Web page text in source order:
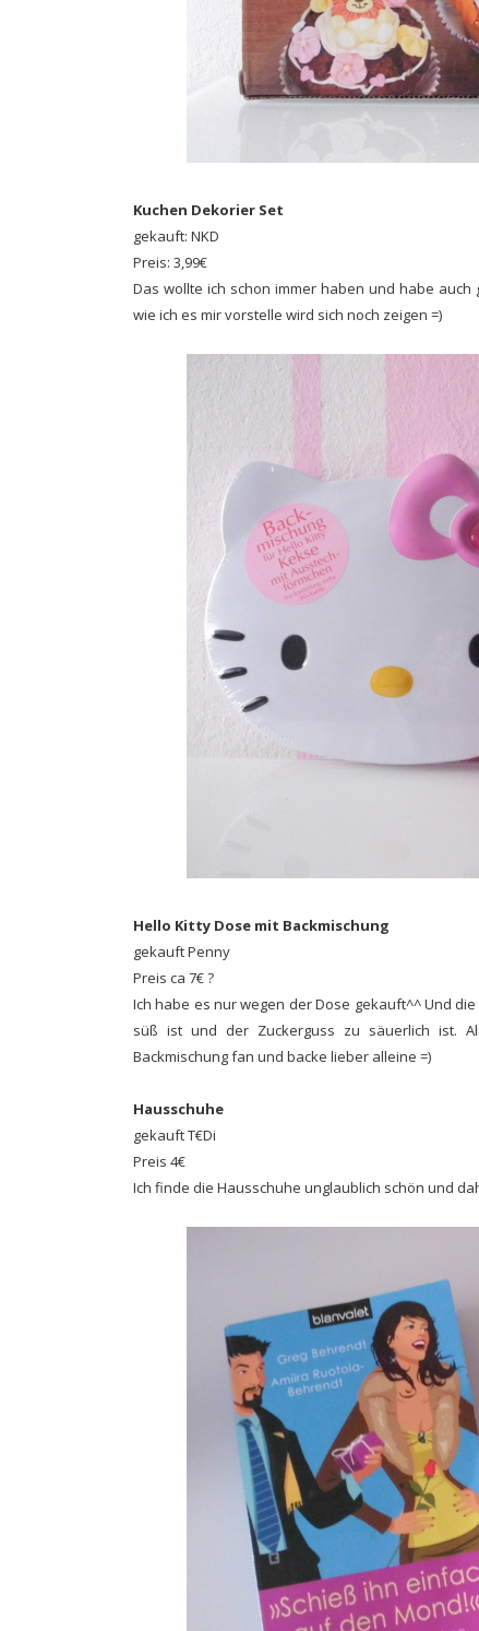
Kuchen Dekorier Set
gekauft: NKD
Preis: 3,99€
Das wollte ich schon immer haben und habe
wie ich es mir vorstelle wird sich noch zeigen =)
Hello Kitty Dose mit Backmischung
gekauft Penny
Preis ca 7€ ?
Ich habe es nur wegen der Dose gekauft^^ Und
süß ist und der Zuckerguss zu säuerlich ist.
Backmischung fan und backe lieber alleine =)
Hausschuhe
gekauft T€Di
Preis 4€
Ich finde die Hausschuhe unglaublich schön und